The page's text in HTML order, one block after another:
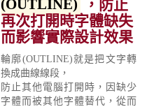
(OUTLINE)
，防止
再次打開時字體缺失
而影響實際設計效果
輪廓(OUTLINE)就是把文字轉
換成曲線線段，
防止其他電腦打開時，因缺少
字體而被其他字體替代，從而